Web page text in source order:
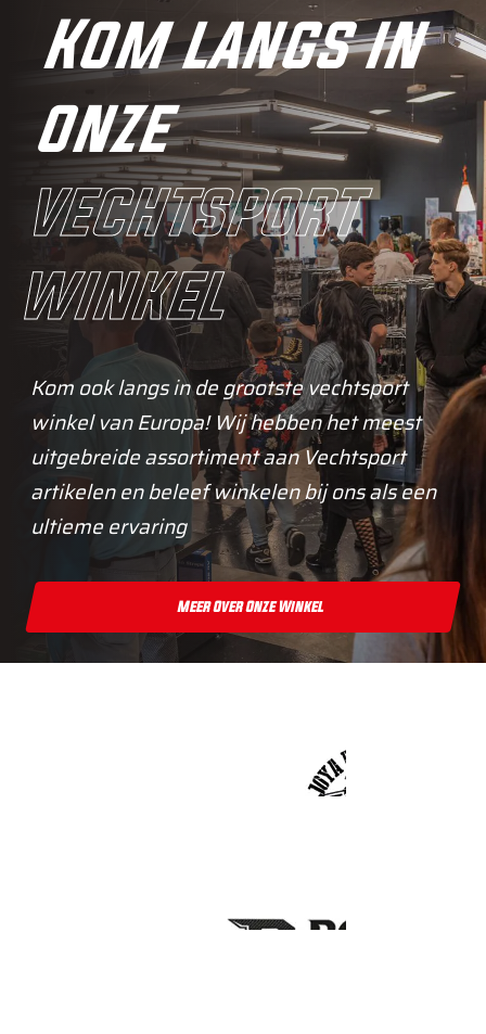
Kom langs in
onze
vechtsport
winkel
Kom ook langs in de grootste vechtsport
winkel van Europa! Wij hebben het meest
uitgebreide assortiment aan Vechtsport
artikelen en beleef winkelen bij ons als een
ultieme ervaring
Meer Over Onze Winkel